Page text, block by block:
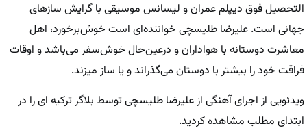
التحصیل فوق دیپلم عمران و لیسانس موسیقی با گرایش سازهای
جهانی است. علیرضا طلیسچی خواننده‌ای است خوش‌برخورد، اهل
معاشرت دوستانه با هواداران و درعین‌حال خوش‌سفر می‌باشد و اوقات
فراقت خود را بیشتر با دوستان می‌گذراند و یا ساز میزند.
ویدئویی از اجرای آهنگی از علیرضا طلیسچی توسط بلاگر ترکیه ای را در
ابتدای مطلب مشاهده کردید.